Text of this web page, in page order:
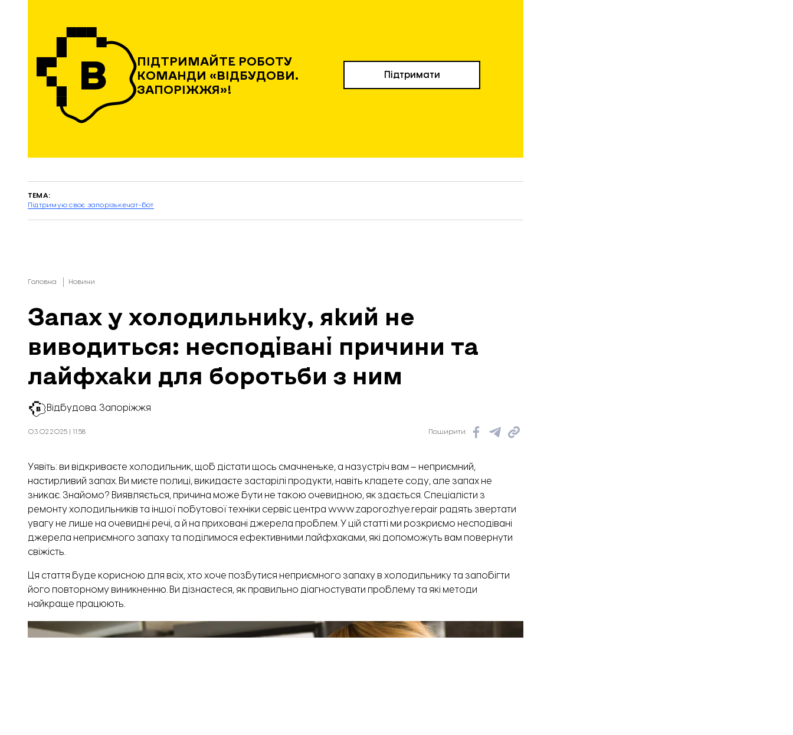
ПІДТРИМАЙТЕ РОБОТУ
КОМАНДИ «ВІДБУДОВИ.
ЗАПОРІЖЖЯ»!
Підтримати
ТЕМА:
Підтримую своє запорізькечат-бот
Головна Новини
Запах у холодильнику, який не
виводиться: несподівані причини та
лайфхаки для боротьби з ним
Відбудова. Запоріжжя
03.02.2025 | 11:58 Поширити:
Уявіть: ви відкриваєте холодильник, щоб дістати щось смачненьке, а назустріч вам – неприємний,
настирливий запах. Ви миєте полиці, викидаєте застарілі продукти, навіть кладете соду, але запах не
зникає. Знайомо? Виявляється, причина може бути не такою очевидною, як здається. Спеціалісти з
ремонту холодильників та іншої побутової техніки сервіс центра www.zaporozhye.repair радять звертати
увагу не лише на очевидні речі, а й на приховані джерела проблем. У цій статті ми розкриємо несподівані
джерела неприємного запаху та поділимося ефективними лайфхаками, які допоможуть вам повернути
свіжість.
Ця стаття буде корисною для всіх, хто хоче позбутися неприємного запаху в холодильнику та запобігти
його повторному виникненню. Ви дізнаєтеся, як правильно діагностувати проблему та які методи
найкраще працюють.